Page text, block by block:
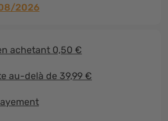
2026
achetant 0,50 €
au-delà de 39,99 €